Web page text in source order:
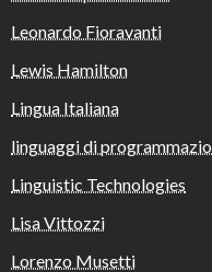
Leonardo Fioravanti
Lewis Hamilton
Lingua Italiana
linguaggi di
Linguistic Technologies
Lisa Vittozzi
Lorenzo Musetti